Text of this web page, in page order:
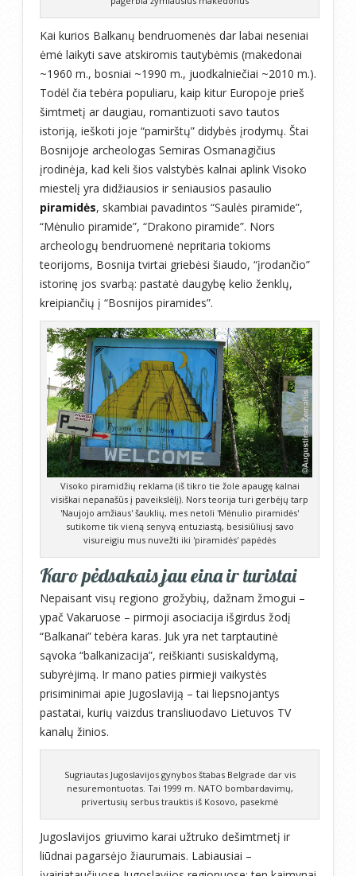
Kai kurios Balkanų bendruomenės dar labai neseniai
ėmė laikyti save atskiromis tautybėmis (makedonai
~1960 m., bosniai ~1990 m., juodkalniečiai ~2010 m.).
Todėl čia tebėra populiaru, kaip kitur Europoje prieš
šimtmetį ar daugiau, romantizuoti savo tautos
istoriją, ieškoti joje “pamirštų” didybės įrodymų. Štai
Bosnijoje archeologas Semiras Osmanagičius
įrodinėja, kad keli šios valstybės kalnai aplink Visoko
miestelį yra didžiausios ir seniausios pasaulio
piramidės, skambiai pavadintos “Saulės piramide”,
“Mėnulio piramide”, “Drakono piramide”. Nors
archeologų bendruomenė nepritaria tokioms
teorijoms, Bosnija tvirtai griebėsi šiaudo, “įrodančio”
istorinę jos svarbą: pastatė daugybę kelio ženklų,
kreipiančių į “Bosnijos piramides”.
Visoko piramidžių reklama (iš tikro tie žole apaugę kalnai
visiškai nepanašūs į paveikslėlį). Nors teorija turi gerbėjų tarp
'Naujojo amžiaus' šauklių, mes netoli 'Mėnulio piramidės'
sutikome tik vieną senyvą entuziastą, besisiūliusį savo
visureigiu mus nuvežti iki 'piramidės' papėdės
Karo pėdsakais jau eina ir turistai
Nepaisant visų regiono grožybių, dažnam žmogui –
ypač Vakaruose – pirmoji asociacija išgirdus žodį
“Balkanai” tebėra karas. Juk yra net tarptautinė
sąvoka “balkanizacija”, reiškianti susiskaldymą,
subyrėjimą. Ir mano paties pirmieji vaikystės
prisiminimai apie Jugoslaviją – tai liepsnojantys
pastatai, kurių vaizdus transliuodavo Lietuvos TV
kanalų žinios.
Sugriautas Jugoslavijos gynybos štabas Belgrade dar vis
nesuremontuotas. Tai 1999 m. NATO bombardavimų,
privertusių serbus trauktis iš Kosovo, pasekmė
Jugoslavijos griuvimo karai užtruko dešimtmetį ir
liūdnai pagarsėjo žiaurumais. Labiausiai –